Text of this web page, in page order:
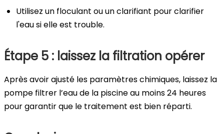
Utilisez un floculant ou un clarifiant pour clarifier
l'eau si elle est trouble.
Étape 5 : laissez la filtration opérer
Après avoir ajusté les paramètres chimiques, laissez la
pompe filtrer l’eau de la piscine au moins 24 heures
pour garantir que le traitement est bien réparti.